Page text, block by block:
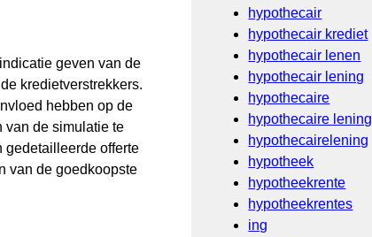
geven van de
kredietverstrekkers.
hebben op de
van de simulatie te
gedetailleerde offerte
van de goedkoopste
hypothecair
hypothecair krediet
hypothecair lenen
hypothecair lening
hypothecaire
hypothecaire lening
hypothecairelening
hypotheek
hypotheekrente
hypotheekrentes
ing